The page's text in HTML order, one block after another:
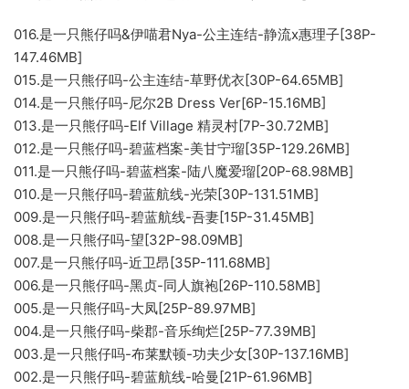
016.是一只熊仔吗&伊喵君Nya-公主连结-静流x惠理子[38P-
147.46MB]
015.是一只熊仔吗-公主连结-草野优衣[30P-64.65MB]
014.是一只熊仔吗-尼尔2B Dress Ver[6P-15.16MB]
013.是一只熊仔吗-Elf Village 精灵村[7P-30.72MB]
012.是一只熊仔吗-碧蓝档案-美甘宁瑠[35P-129.26MB]
011.是一只熊仔吗-碧蓝档案-陆八魔爱瑠[20P-68.98MB]
010.是一只熊仔吗-碧蓝航线-光荣[30P-131.51MB]
009.是一只熊仔吗-碧蓝航线-吾妻[15P-31.45MB]
008.是一只熊仔吗-望[32P-98.09MB]
007.是一只熊仔吗-近卫昂[35P-111.68MB]
006.是一只熊仔吗-黑贞-同人旗袍[26P-110.58MB]
005.是一只熊仔吗-大凤[25P-89.97MB]
004.是一只熊仔吗-柴郡-音乐绚烂[25P-77.39MB]
003.是一只熊仔吗-布莱默顿-功夫少女[30P-137.16MB]
002.是一只熊仔吗-碧蓝航线-哈曼[21P-61.96MB]